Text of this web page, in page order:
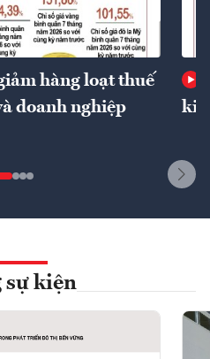
hàng loạt thuế
doanh nghiệp
sự kiện